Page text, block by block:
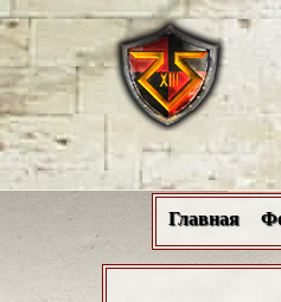
Главная